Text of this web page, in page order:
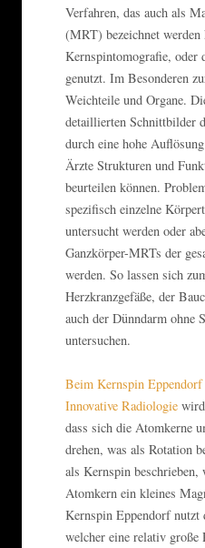
Verfahren, das auch als
(MRT) bezeichnet werden
Kernspintomografie,
genutzt. Im Besonderen
Weichteile und Organe.
detaillierten Schnittbilder
durch eine hohe
Ärzte Strukturen und
beurteilen können.
spezifisch einzelne
untersucht werden oder
Ganzkörper-MRTs der
werden. So lassen sich
Herzkranzgefäße, der
auch der Dünndarm ohne
untersuchen.
Beim Kernspin
Innovative Radiologie
dass sich die Atomkerne
drehen, was als Rotation
als Kernspin beschrieben,
Atomkern ein kleines
Kernspin Eppendorf nutzt
welcher eine relativ große